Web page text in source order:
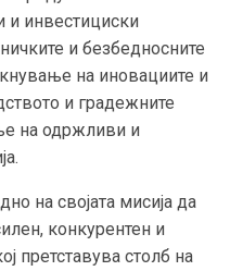
и инвестициски
и безбедносните
на иновациите и
и градежните
на одржливи и
на својата мисија да
конкурентен и
претставува столб на